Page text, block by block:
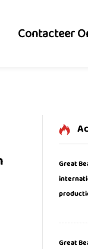
Contacteer
Great
Great